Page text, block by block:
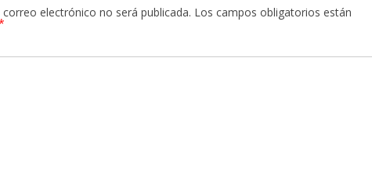
electrónico no será publicada. Los campos obligatorios están